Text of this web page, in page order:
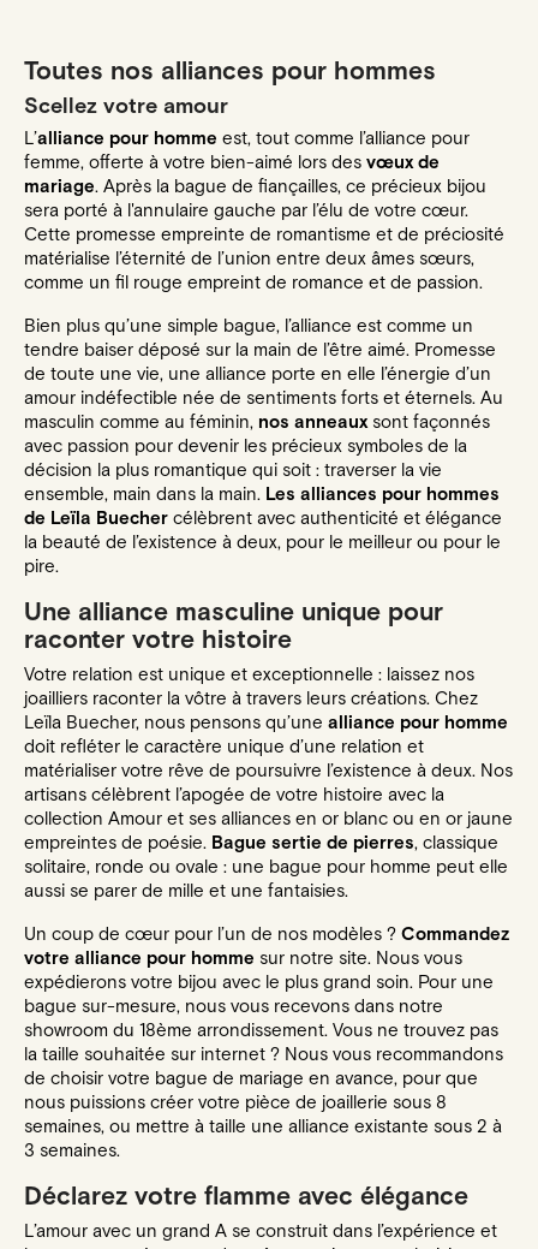
Toutes nos alliances pour hommes
Scellez votre amour
L’alliance pour homme est, tout comme l’alliance pour
femme, offerte à votre bien-aimé lors des vœux de
mariage. Après la bague de fiançailles, ce précieux bijou
sera porté à l'annulaire gauche par l’élu de votre cœur.
Cette promesse empreinte de romantisme et de préciosité
matérialise l’éternité de l’union entre deux âmes sœurs,
comme un fil rouge empreint de romance et de passion.
Bien plus qu’une simple bague, l’alliance est comme un
tendre baiser déposé sur la main de l’être aimé. Promesse
de toute une vie, une alliance porte en elle l’énergie d’un
amour indéfectible née de sentiments forts et éternels. Au
masculin comme au féminin, nos anneauxsont façonnés
avec passion pour devenir les précieux symboles de la
décision la plus romantique qui soit : traverser la vie
ensemble, main dans la main. Les alliances pour hommes
de Leïla Buecher célèbrent avec authenticité et élégance
la beauté de l’existence à deux, pour le meilleur ou pour le
pire.
Une alliance masculine unique pour
raconter votre histoire
Votre relation est unique et exceptionnelle : laissez nos
joailliers raconter la vôtre à travers leurs créations. Chez
Leïla Buecher, nous pensons qu’une alliance pour homme
doit refléter le caractère unique d’une relation et
matérialiser votre rêve de poursuivre l’existence à deux. Nos
artisans célèbrent l’apogée de votre histoire avec la
collection Amour et ses alliances en or blanc ou en or jaune
empreintes de poésie. Bague sertie de pierres, classique
solitaire, ronde ou ovale : une bague pour homme peut elle
aussi se parer de mille et une fantaisies.
Un coup de cœur pour l’un de nos modèles ? Commandez
votre alliance pour homme sur notre site. Nous vous
expédierons votre bijou avec le plus grand soin. Pour une
bague sur-mesure, nous vous recevons dans notre
showroom du 18ème arrondissement. Vous ne trouvez pas
la taille souhaitée sur internet ? Nous vous recommandons
de choisir votre bague de mariage en avance, pour que
nous puissions créer votre pièce de joaillerie sous 8
semaines, ou mettre à taille une alliance existante sous 2 à
3 semaines.
Déclarez votre flamme avec élégance
L’amour avec un grand A se construit dans l’expérience et